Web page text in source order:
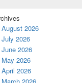
August 2026
July 2026
June 2026
May 2026
April 2026
March 2026